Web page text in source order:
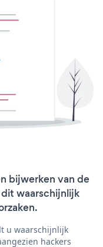
bijwerken van de
waarschijnlijk
u waarschijnlijk
hackers